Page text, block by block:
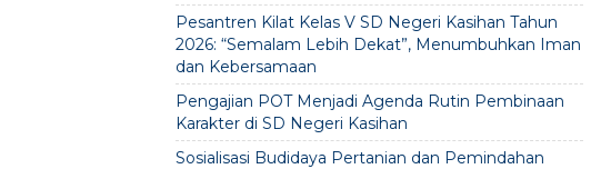
Pesantren Kilat Kelas V SD Negeri Kasihan Tahun
2026: “Semalam Lebih Dekat”, Menumbuhkan Iman
dan Kebersamaan
Pengajian POT Menjadi Agenda Rutin Pembinaan
Karakter di SD Negeri Kasihan
Sosialisasi Budidaya Pertanian dan Pemindahan